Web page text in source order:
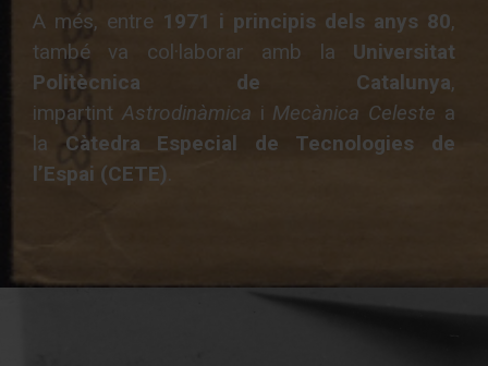
A més, entre 1971 i principis dels anys 80,
també va col·laborar amb la Universitat
Politècnica de Catalunya,
impartint Astrodinàmica i Mecànica Celeste a
la Càtedra Especial de Tecnologies de
l’Espai (CETE).